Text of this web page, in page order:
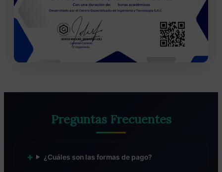
Preguntas Frecuentes
¿Cuáles son las formas de pago?